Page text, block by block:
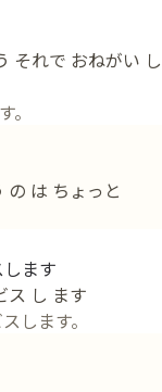
それで おねがい し
は ちょっと
ます
ス し ます
します。